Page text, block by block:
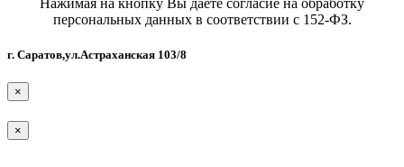
персональных данных в соответствии с 152-ФЗ.
г. Саратов,ул.Астраханская 103/8
×
×